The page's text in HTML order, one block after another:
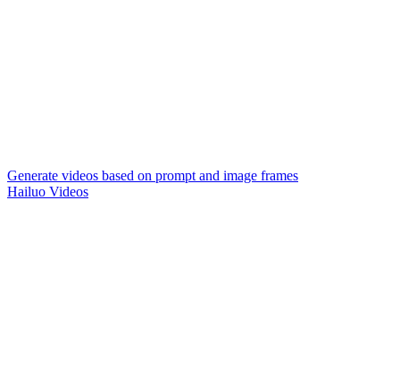
Generate videos based on prompt and image frames
Hailuo Videos